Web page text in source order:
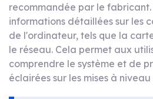
recommandée par le
informations détaillées sur les
de l'ordinateur, tels que la
le réseau. Cela permet aux
comprendre le système et de
éclairées sur les mises à niveau